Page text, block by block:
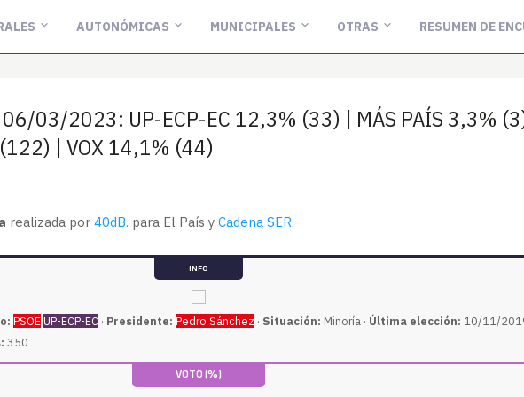
AUTONÓMICAS MUNICIPALES OTRAS RESUMEN DE
06/03/2023: UP-ECP-EC 12,3% (33) | MÁS PAÍS 3,3%
| VOX 14,1% (44)
realizada por 40dB. para El País y Cadena SER.
INFO
PSOEUP-ECP-EC · Presidente: Pedro Sánchez · Situación: Minoría · Última elección: 10/11/
350
VOTO (%)